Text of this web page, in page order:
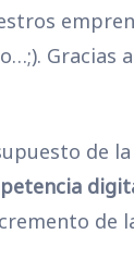
Gracias
de
de